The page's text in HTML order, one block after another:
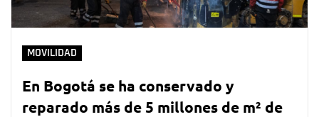
MOVILIDAD
En Bogotá se ha conservado y
reparado más de 5 millones de m² de